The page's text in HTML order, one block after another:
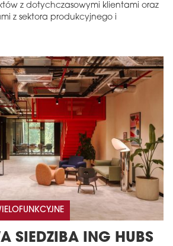
z dotychczasowymi klientami oraz
z sektora produkcyjnego i
SIEDZIBA ING HUBS